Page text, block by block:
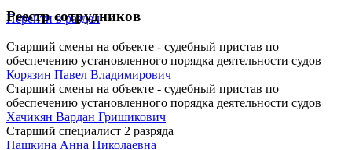
Перейти в раздел
Реестр сотрудников
Старший смены на объекте - судебный пристав по
обеспечению установленного порядка деятельности судов
Корязин Павел Владимирович
Старший смены на объекте - судебный пристав по
обеспечению установленного порядка деятельности судов
Хачикян Вардан Гришикович
Старший специалист 2 разряда
Пашкина Анна Николаевна